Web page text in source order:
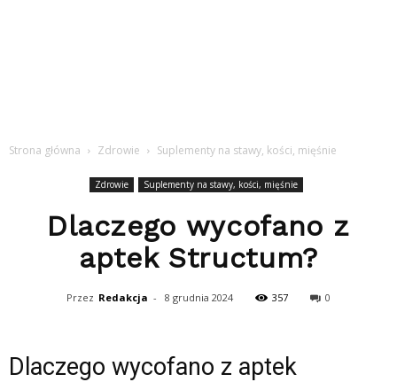
Strona główna Zdrowie Suplementy na stawy, kości, mięśnie
Zdrowie Suplementy na stawy, kości, mięśnie
Dlaczego wycofano z
aptek Structum?
Przez Redakcja - 8 grudnia 2024 357 0
Dlaczego wycofano z aptek